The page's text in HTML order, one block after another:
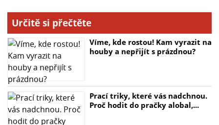
Určitě si přečtěte
Víme, kde rostou! Kam vyrazit na
houby a nepřijít s prázdnou?
Prací triky, které vás nadchnou.
Proč hodit do pračky alobal,...